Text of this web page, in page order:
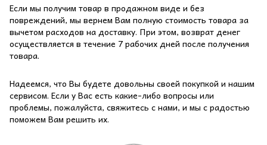
Если мы получим товар в продажном виде и без
повреждений, мы вернем Вам полную стоимость товара за
вычетом расходов на доставку. При этом, возврат денег
осуществляется в течение 7 рабочих дней после получения
товара.
Надеемся, что Вы будете довольны своей покупкой и нашим
сервисом. Если у Вас есть какие-либо вопросы или
проблемы, пожалуйста, свяжитесь с нами, и мы с радостью
поможем Вам решить их.